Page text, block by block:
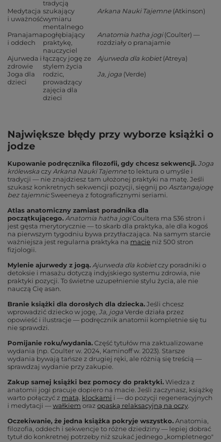
tradycją
Medytacja
i uważność
szukający
wymiaru
mentalnego
Arkana Nauki Tajemne (Atkinson)
Pranajama
i oddech
pogłębiający
praktykę,
nauczyciel
Anatomia hatha jogi (Coulter) —
rozdziały o pranajamie
Ajurweda i
zdrowie
łączący jogę ze
stylem życia
Ajurweda dla kobiet (Atreya)
Joga dla
dzieci
rodzic,
prowadzący
zajęcia dla
dzieci
Ja, joga (Verde)
Największe błędy przy wyborze książki o
jodze
Kupowanie podręcznika filozofii, gdy chcesz sekwencji.Joga
królewskaczy Arkana Nauki Tajemneto lektura o umyśle i
tradycji — nie znajdziesz tam ułożonej praktyki na matę. Jeśli
szukasz konkretnych sekwencji pozycji, sięgnij po Asztangajogę
bez tajemnic Sweeneya z fotograficznymi seriami.
Atlas anatomiczny zamiast poradnika dla
początkującego. Anatomia hatha jogiCoultera ma 536 stron i
jest gęsta merytorycznie — to skarb dla praktyka, ale dla kogoś
na pierwszym tygodniu bywa przytłaczająca. Na samym starcie
ważniejsza jest regularna praktyka na macie niż 500 stron
fizjologii.
Mylenie ajurwedy z jogą. Ajurweda dla kobietczy poradniki o
detoksie i masażu dotyczą indyjskiego systemu zdrowia, nie
praktyki pozycji. To świetne uzupełnienie stylu życia, ale nie
nauczą Cię asan.
Branie książki dla dorosłych dla dziecka.Jeśli chcesz
wprowadzić dziecko w jogę, Ja, jogaVerde działa przez
opowieść i ilustracje — podręcznik anatomii kompletnie się tu
nie sprawdzi.
Pomijanie roku/wydania.Część tytułów ma zaktualizowane
wydania (np. Coulter w. 2024, Kaminoff w. 2023). Starsze
wydania bywają tańsze z drugiej ręki, ale różnią się treścią —
sprawdzaj wydanie przy zakupie.
Zakup samej książki bez pomocy do praktyki.Wiedza z
anatomii jogi pracuje dopiero na macie. Jeśli zaczynasz, książkę
warto połączyć z matą, klockami i — do pozycji regeneracyjnych
i medytacji —wałkiem oraz opaską relaksacyjną na oczy.
Oczekiwanie, że jedna książka pokryje wszystko.Anatomia,
filozofia, oddech i sekwencje to różne dziedziny — lepiej dobrać
tytuł do konkretnej potrzeby niż szukać jednego „kompletnego"